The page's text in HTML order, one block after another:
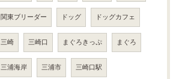
関東ブリーダー ドッグ ドッグカフェ
三崎 三崎口 まぐろきっぷ まぐろ
三浦海岸 三浦市 三崎口駅